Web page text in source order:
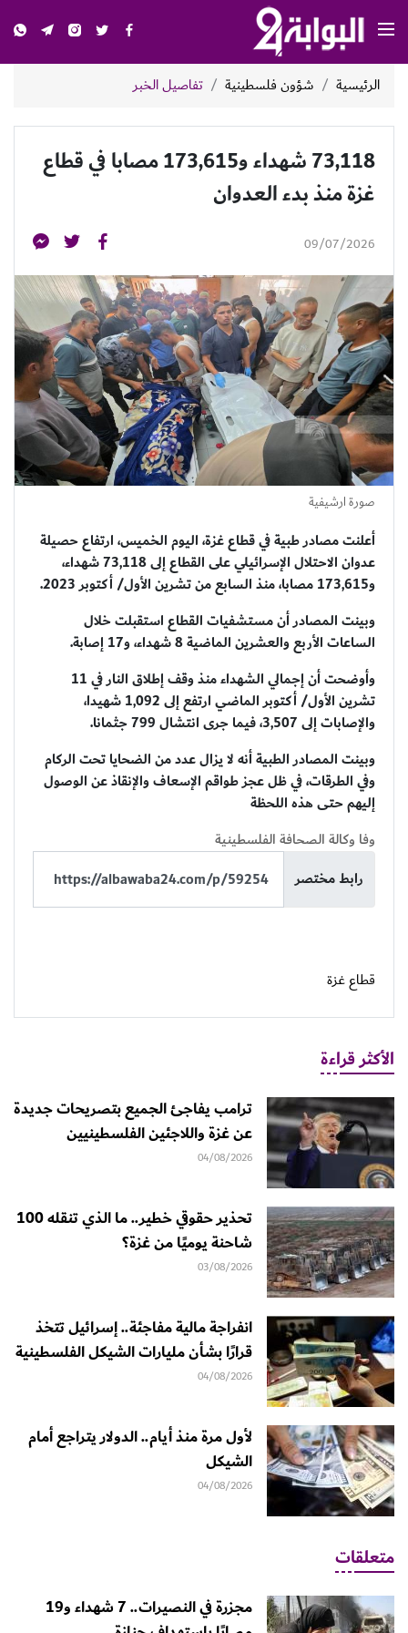
الرئيسية شؤون فلسطينية تفاصيل الخبر
73,118 شهداء و173,615 مصابا في قطاع
غزة منذ بدء العدوان
09/07/2026
صورة ارشيفية
أعلنت مصادر طبية في قطاع غزة، اليوم الخميس، ارتفاع حصيلة
عدوان الاحتلال الإسرائيلي على القطاع إلى 73,118 شهداء،
و173,615 مصابا، منذ السابع من تشرين الأول/ أكتوبر 2023.
وبينت المصادر أن مستشفيات القطاع استقبلت خلال
الساعات الأربع والعشرين الماضية 8 شهداء، و17 إصابة.
وأوضحت أن إجمالي الشهداء منذ وقف إطلاق النار في 11
تشرين الأول/ أكتوبر الماضي ارتفع إلى 1,092 شهيدا،
والإصابات إلى 3,507، فيما جرى انتشال 799 جثمانا.
وبينت المصادر الطبية أنه لا يزال عدد من الضحايا تحت الركام
وفي الطرقات، في ظل عجز طواقم الإسعاف والإنقاذ عن الوصول
إليهم حتى هذه اللحظة
وفا وكالة الصحافة الفلسطينية
رابط مختصر
قطاع غزة
الأكثر قراءة
ترامب يفاجئ الجميع بتصريحات جديدة
عن غزة واللاجئين الفلسطينيين
04/08/2026
تحذير حقوقي خطير.. ما الذي تنقله 100
شاحنة يوميًا من غزة؟
03/08/2026
انفراجة مالية مفاجئة.. إسرائيل تتخذ
قرارًا بشأن مليارات الشيكل الفلسطينية
04/08/2026
لأول مرة منذ أيام.. الدولار يتراجع أمام
الشيكل
04/08/2026
متعلقات
مجزرة في النصيرات.. 7 شهداء و19